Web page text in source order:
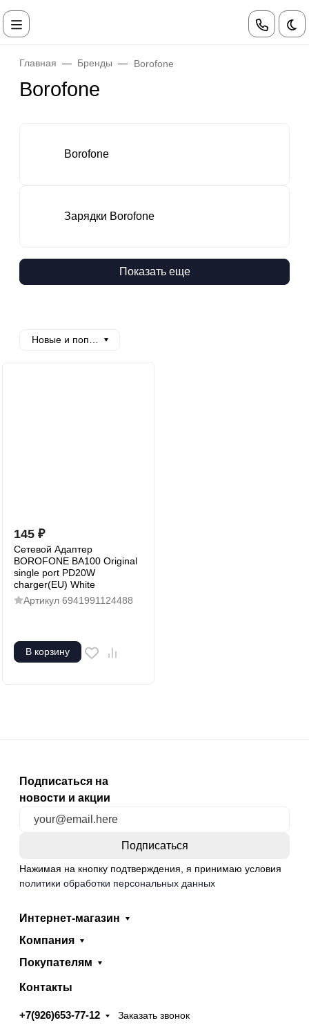
Главная Бренды Borofone
Borofone
Borofone
Зарядки Borofone
Показать еще
Новые и популярные
145 ₽
Сетевой Адаптер
BOROFONE BA100 Original
single port PD20W
charger(EU) White
Артикул 6941991124488
В корзину
Подписаться на
новости и акции
Нажимая на кнопку подтверждения, я принимаю условия
политики обработки персональных данных
Интернет-магазин
Компания
Покупателям
Контакты
+7(926)653-77-12 Заказать звонок